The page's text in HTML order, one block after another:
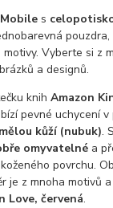
s
Vyberte si z
a designů.
knihAmazon
pevné uchycení
kůží (nubuk).
omyvatelné a
povrchu.
je z mnoha motivů
Love, červená.